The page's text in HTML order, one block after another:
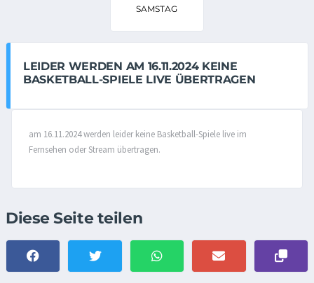
SAMSTAG
LEIDER WERDEN AM 16.11.2024 KEINE
BASKETBALL-SPIELE LIVE ÜBERTRAGEN
am 16.11.2024 werden leider keine Basketball-Spiele live im
Fernsehen oder Stream übertragen.
Diese Seite teilen